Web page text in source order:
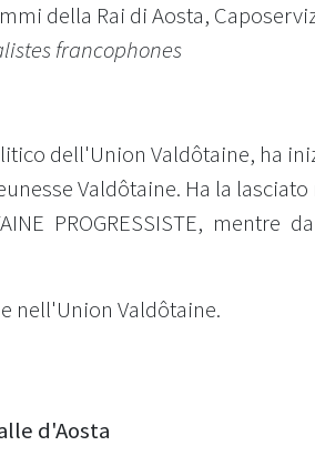
della Rai di Aosta,
francophones
dell'Union Valdôtaine, ha
Valdôtaine. Ha la
PROGRESSISTE,
nell'Union Valdôtaine.
d'Aosta